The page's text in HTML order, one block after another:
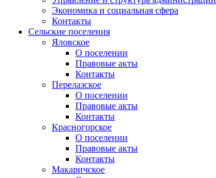
Экономика и социальная сфера
Контакты
Сельские поселения
Яловское
О поселении
Правовые акты
Контакты
Перелазское
О поселении
Правовые акты
Контакты
Красногорское
О поселении
Правовые акты
Контакты
Макаричское